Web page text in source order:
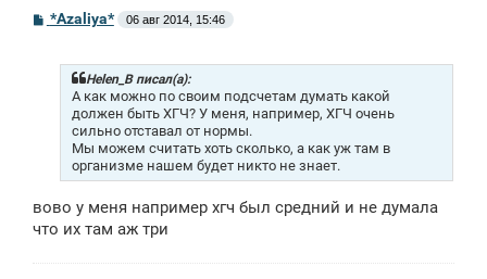
С*Azaliya* 06 авг 2014, 15:46
Helen_B писал(а):
А как можно по своим подсчетам думать какой
должен быть ХГЧ? У меня, например, ХГЧ очень
сильно отставал от нормы.
Мы можем считать хоть сколько, а как уж там в
организме нашем будет никто не знает.
вово у меня например хгч был средний и не думала
что их там аж три